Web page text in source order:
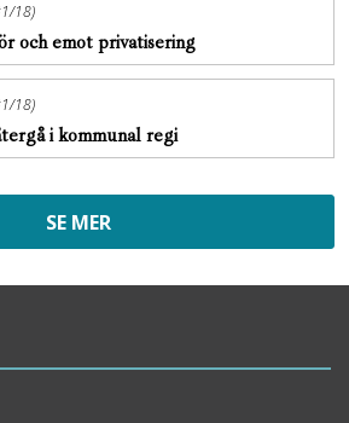
18)
och emot privatisering
18)
i kommunal regi
SE MER